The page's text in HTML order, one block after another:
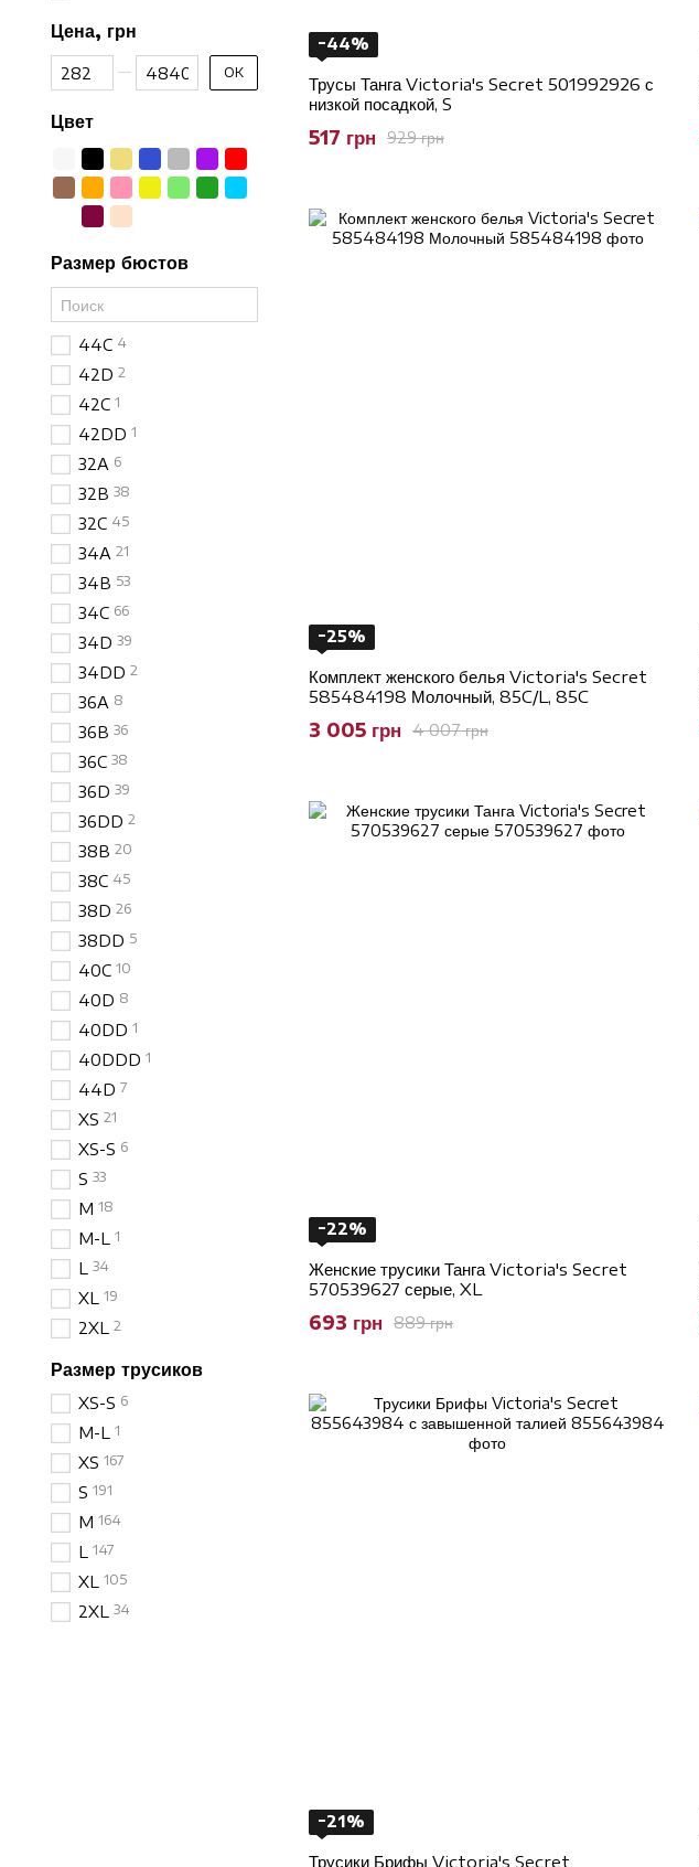
−44%
Трусы Танга Victoria's Secret 501992926 с
низкой посадкой, S
929 грн
517 грн
−25%
Комплект женского белья Victoria's Secret
585484198 Молочный, 85C/L, 85C
4 007 грн
3 005 грн
−22%
Женские трусики Танга Victoria's Secret
570539627 серые, XL
889 грн
693 грн
−21%
Трусики Брифы Victoria's Secret
Цена, грн
От Цена, грн
До Цена, грн OK
Цвет
Размер бюстов
44C 4
42D 2
42C 1
42DD 1
32A 6
32B 38
32C 45
34A 21
34B 53
34C 66
34D 39
34DD 2
36A 8
36B 36
36C 38
36D 39
36DD 2
38B 20
38C 45
38D 26
38DD 5
40C 10
40D 8
40DD 1
40DDD 1
44D 7
XS 21
XS-S 6
S 33
M 18
M-L 1
L 34
XL 19
2XL 2
Размер трусиков
XS-S 6
M-L 1
XS 167
S 191
M 164
L 147
XL 105
2XL 34